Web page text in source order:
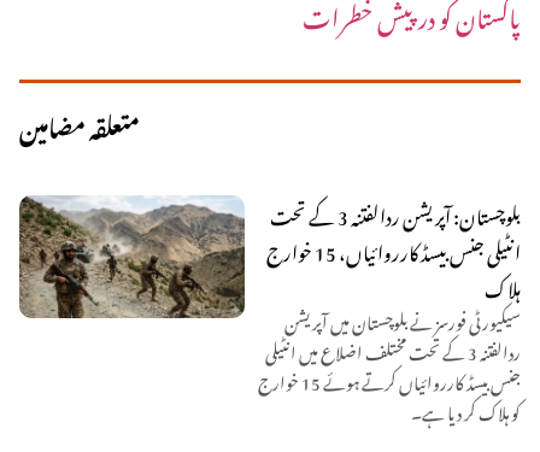
پاکستان کو درپیش خطرات
متعلقہ مضامین
بلوچستان: آپریشن ردالفتنہ 3 کے تحت
انٹیلی جنس بیسڈ کارروائیاں، 15 خوارج
ہلاک
سیکیورٹی فورسز نے بلوچستان میں آپریشن
ردالفتنہ 3 کے تحت مختلف اضلاع میں انٹیلی
جنس بیسڈ کارروائیاں کرتے ہوئے 15 خوارج
کو ہلاک کر دیا ہے۔